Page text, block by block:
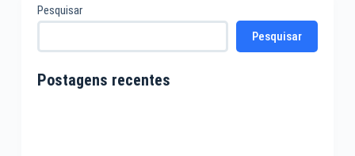
Pesquisar
Pesquisar
Postagens recentes